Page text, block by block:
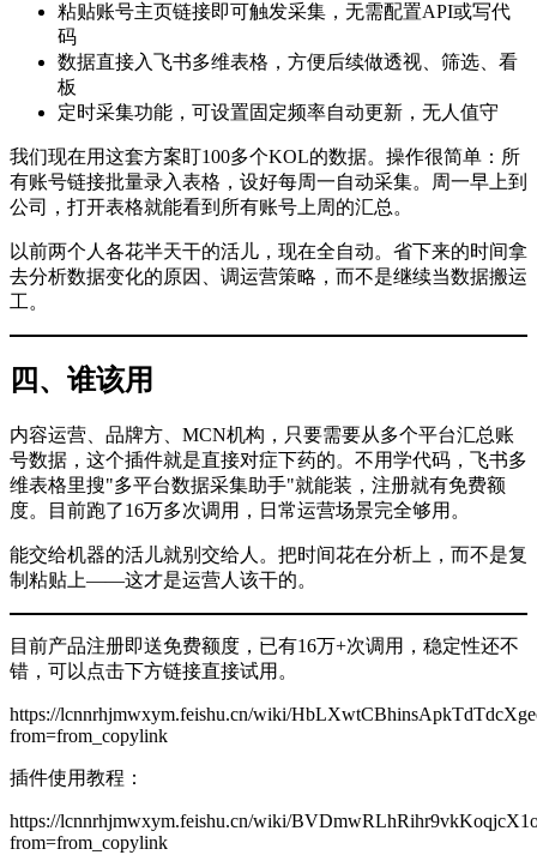
粘贴账号主页链接即可触发采集，无需配置API或写代
码
数据直接入飞书多维表格，方便后续做透视、筛选、看
板
定时采集功能，可设置固定频率自动更新，无人值守
我们现在用这套方案盯100多个KOL的数据。操作很简单：所
有账号链接批量录入表格，设好每周一自动采集。周一早上到
公司，打开表格就能看到所有账号上周的汇总。
以前两个人各花半天干的活儿，现在全自动。省下来的时间拿
去分析数据变化的原因、调运营策略，而不是继续当数据搬运
工。
四、谁该用
内容运营、品牌方、MCN机构，只要需要从多个平台汇总账
号数据，这个插件就是直接对症下药的。不用学代码，飞书多
维表格里搜"多平台数据采集助手"就能装，注册就有免费额
度。目前跑了16万多次调用，日常运营场景完全够用。
能交给机器的活儿就别交给人。把时间花在分析上，而不是复
制粘贴上——这才是运营人该干的。
目前产品注册即送免费额度，已有16万+次调用，稳定性还不
错，可以点击下方链接直接试用。
https://lcnnrhjmwxym.feishu.cn/wiki/
from=from_copylink
插件使用教程：
https://lcnnrhjmwxym.feishu.cn/wiki/
from=from_copylink